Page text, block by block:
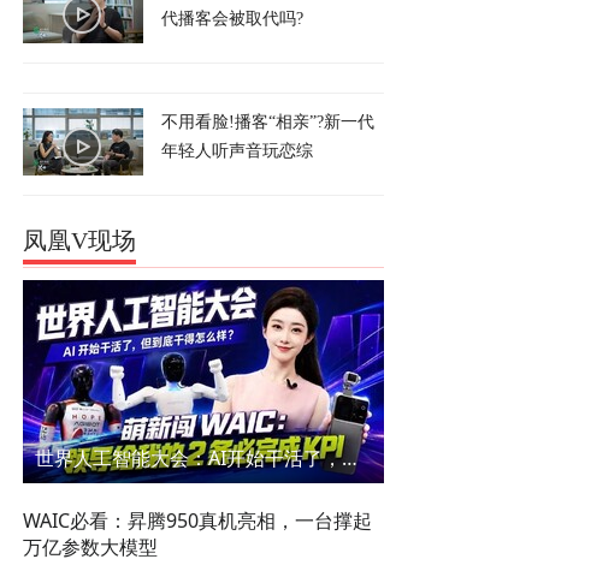
代播客会被取代吗?
不用看脸!播客“相亲”?新一代
年轻人听声音玩恋综
凤凰V现场
世界人工智能大会：AI开始干活了，但到底干的怎么样？萌新闯WAIC
WAIC必看：昇腾950真机亮相，一台撑起
万亿参数大模型